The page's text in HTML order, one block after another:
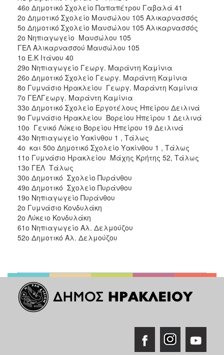
46ο Δημοτικό Σχολείο Παπαπέτρου Γαβαλά 41
2ο Δημοτικό Σχολείο Μαυσώλου 105 Αλικαρνασσός
5ο Δημοτικό Σχολείο Μαυσώλου 105 Αλικαρνασσός
2ο Νηπιαγωγείο Μαυσώλου 105
ΓΕΛ Αλικαρνασσού Μαυσώλου 105
1ο Ε.Κ Ιτάνου 40
29ο Νηπιαγωγείο Γεωργ. Μαράντη Καμίνια
26ο Δημοτικό Σχολείο Γεωργ. Μαράντη Καμίνια
8ο Γυμνάσιο Ηρακλείου Γεωργ. Μαράντη Καμίνια
7ο ΓΕΛΓεωργ. Μαράντη Καμίνια
33ο Δημοτικό Σχολείο Εργοτέλους Ηπείρου Δειλινά
9ο Γυμνάσιο Ηρακλείου Βορείου Ηπείρου 1 Δειλινά
10ο Γενικό Λύκειο Βορείου Ηπείρου 19 Δειλινά
43ο Νηπιαγωγείο Υακίνθου 1 , Τάλως
4ο και 50ο Δημοτικό Σχολείο Υακίνθου 1 , Τάλως
11ο Γυμνάσιο Ηρακλείου Μάχης Κρήτης 52, Τάλως
13ο ΓΕΛ Τάλως
30ο Δημοτικό Σχολείο Πυράνθου
49ο Δημοτικό Σχολείο Πυράνθου
19ο Νηπιαγωγείο Πυράνθου
2ο Γυμνάσιο Κονδυλάκη
2ο Λύκειο Κονδυλάκη
61ο Νηπιαγωγείο Αλ. Δελμούζου
52ο Δημοτικό Αλ. Δελμούζου